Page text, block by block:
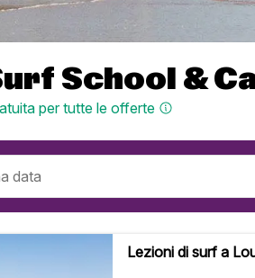
School &
per tutte le offerte
Lezioni di surf a